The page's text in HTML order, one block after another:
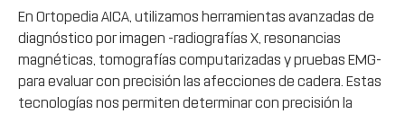
En Ortopedia AICA, utilizamos herramientas avanzadas de
diagnóstico por imagen -radiografías X, resonancias
magnéticas, tomografías computarizadas y pruebas EMG-
para evaluar con precisión las afecciones de cadera. Estas
tecnologías nos permiten determinar con precisión la